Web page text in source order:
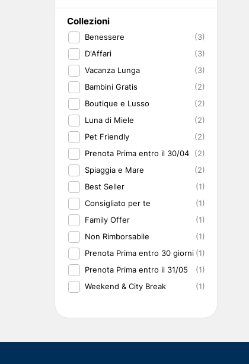
Collezioni
Benessere
(3)
D'Affari
(3)
Vacanza Lunga
(3)
Bambini Gratis
(2)
Boutique e Lusso
(2)
Luna di Miele
(2)
Pet Friendly
(2)
Prenota Prima entro il 30/04
(2)
Spiaggia e Mare
(2)
Best Seller
(1)
Consigliato per te
(1)
Family Offer
(1)
Non Rimborsabile
(1)
Prenota Prima entro 30 giorni (1)
Prenota Prima entro il 31/05
(1)
Weekend & City Break
(1)